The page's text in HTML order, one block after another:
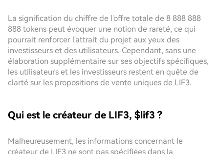
La signification du chiffre de l'offre totale de 8 888 888
888 tokens peut évoquer une notion de rareté, ce qui
pourrait renforcer l'attrait du projet aux yeux des
investisseurs et des utilisateurs. Cependant, sans une
élaboration supplémentaire sur ses objectifs spécifiques,
les utilisateurs et les investisseurs restent en quête de
clarté sur les propositions de vente uniques de LIF3.
Qui est le créateur de LIF3, $lif3 ?
Malheureusement, les informations concernant le
créateur de LIF3 ne sont pas spécifiées dans la